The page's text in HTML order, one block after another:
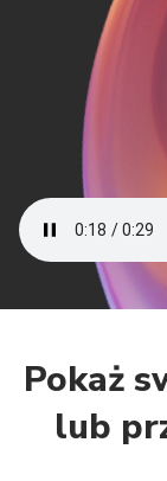
Pokaż
lub